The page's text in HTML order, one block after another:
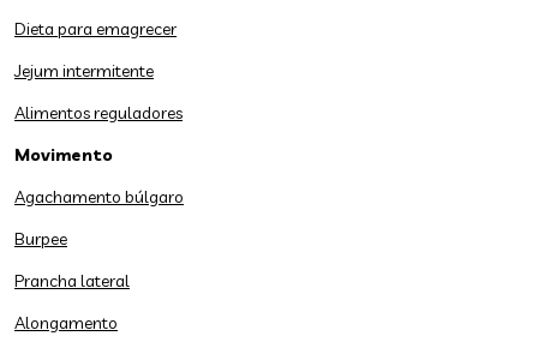
Dieta para emagrecer
Jejum intermitente
Alimentos reguladores
Movimento
Agachamento búlgaro
Burpee
Prancha lateral
Alongamento